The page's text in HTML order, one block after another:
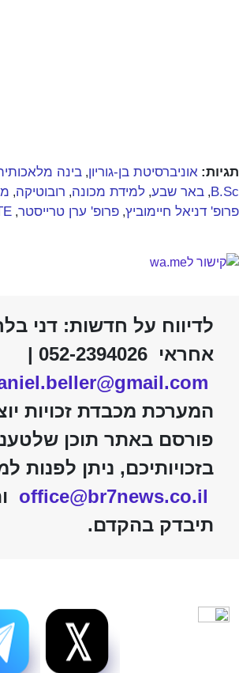
תגיות: אוניברסיטת בן-גוריון, בינה
B.Sc
, באר שבע, למידת מכונה, רובוטיקה,
פרופ' דניאל חיימוביץ, פרופ' ערן טרייסטר,
לדיווח על חדשות: דני
אחראי 052-2394026 |
המערכת מכבדת זכויות
פורסם באתר תוכן
בזכויותיכם, ניתן לפנות
office@br7news.co.il
תיבדק בהקדם.